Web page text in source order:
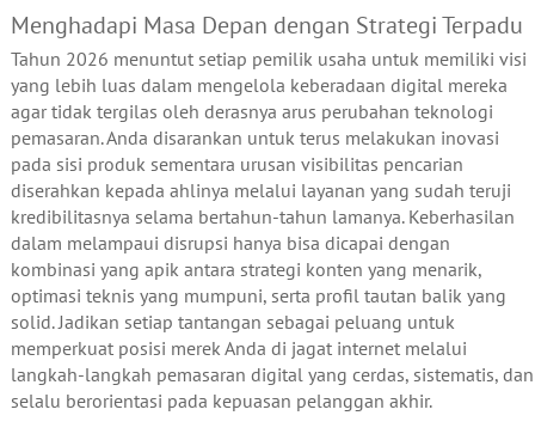
Menghadapi Masa Depan dengan Strategi Terpadu
Tahun 2026 menuntut setiap pemilik usaha untuk memiliki visi
yang lebih luas dalam mengelola keberadaan digital mereka
agar tidak tergilas oleh derasnya arus perubahan teknologi
pemasaran. Anda disarankan untuk terus melakukan inovasi
pada sisi produk sementara urusan visibilitas pencarian
diserahkan kepada ahlinya melalui layanan yang sudah teruji
kredibilitasnya selama bertahun-tahun lamanya. Keberhasilan
dalam melampaui disrupsi hanya bisa dicapai dengan
kombinasi yang apik antara strategi konten yang menarik,
optimasi teknis yang mumpuni, serta profil tautan balik yang
solid. Jadikan setiap tantangan sebagai peluang untuk
memperkuat posisi merek Anda di jagat internet melalui
langkah-langkah pemasaran digital yang cerdas, sistematis, dan
selalu berorientasi pada kepuasan pelanggan akhir.